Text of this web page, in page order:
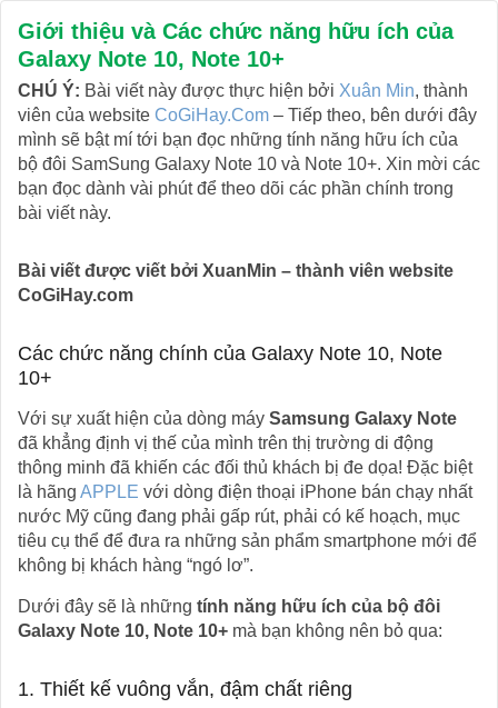
Giới thiệu và Các chức năng hữu ích của
Galaxy Note 10, Note 10+
CHÚ Ý: Bài viết này được thực hiện bởi Xuân Min, thành
viên của website CoGiHay.Com – Tiếp theo, bên dưới đây
mình sẽ bật mí tới bạn đọc những tính năng hữu ích của
bộ đôi SamSung Galaxy Note 10 và Note 10+. Xin mời các
bạn đọc dành vài phút để theo dõi các phần chính trong
bài viết này.
Bài viết được viết bởi XuanMin – thành viên website
CoGiHay.com
Các chức năng chính của Galaxy Note 10, Note
10+
Với sự xuất hiện của dòng máy Samsung Galaxy Note
đã khẳng định vị thế của mình trên thị trường di động
thông minh đã khiến các đối thủ khách bị đe dọa! Đặc biệt
là hãng APPLE với dòng điện thoại iPhone bán chạy nhất
nước Mỹ cũng đang phải gấp rút, phải có kế hoạch, mục
tiêu cụ thể để đưa ra những sản phẩm smartphone mới để
không bị khách hàng “ngó lơ”.
Dưới đây sẽ là những tính năng hữu ích của bộ đôi
Galaxy Note 10, Note 10+ mà bạn không nên bỏ qua:
1. Thiết kế vuông vắn, đậm chất riêng